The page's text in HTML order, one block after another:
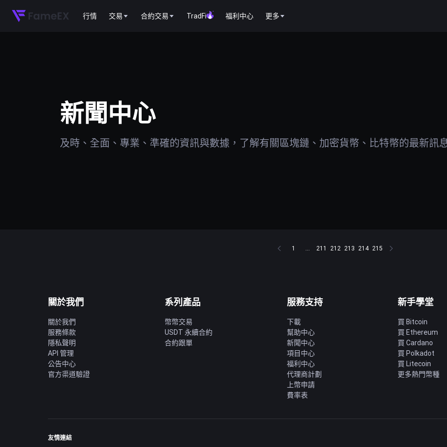
行情 交易 合約交易 TradFi 福利中心 更多
新聞中心
及時、全面、專業、準確的資訊與數據，了解有關區塊鏈、加密貨幣、比特幣的最新訊
1 ... 211 212 213 214 215
關於我們
關於我們
服務條款
隱私聲明
API 管理
公告中心
官方渠道驗證
系列產品
幣幣交易
USDT 永續合約
合約跟單
服務支持
下載
幫助中心
新聞中心
項目中心
福利中心
代理商計劃
上幣申請
費率表
新手學堂
買 Bitcoin
買 Ethereum
買 Cardano
買 Polkadot
買 Litecoin
更多熱門幣種
友情連結